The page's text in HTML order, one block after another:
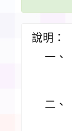
說明：
一、
二、